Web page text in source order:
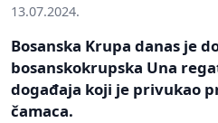
13.07.2024.
Bosanska Krupa danas je
bosanskokrupska Una
događaja koji je privukao
čamaca.